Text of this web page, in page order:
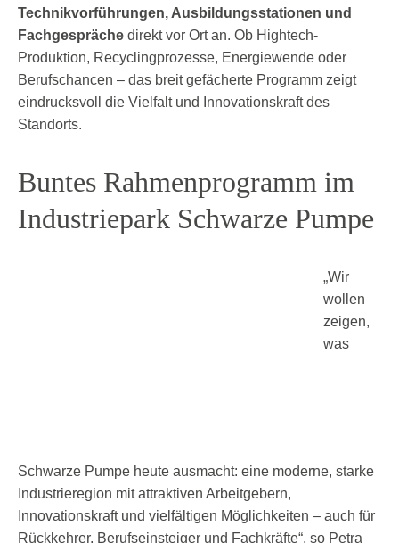
Technikvorführungen, Ausbildungsstationen und
Fachgespräche direkt vor Ort an. Ob Hightech-
Produktion, Recyclingprozesse, Energiewende oder
Berufschancen – das breit gefächerte Programm zeigt
eindrucksvoll die Vielfalt und Innovationskraft des
Standorts.
Buntes Rahmenprogramm im
Industriepark Schwarze Pumpe
„Wir
wollen
zeigen,
was
Schwarze Pumpe heute ausmacht: eine moderne, starke
Industrieregion mit attraktiven Arbeitgebern,
Innovationskraft und vielfältigen Möglichkeiten – auch für
Rückkehrer, Berufseinsteiger und Fachkräfte“, so Petra